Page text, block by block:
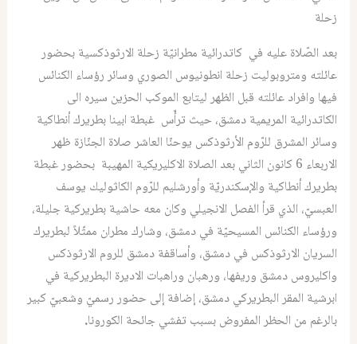
زحلة
بعد الصّلاة عليه في كاتدرائية مطرانيّة زحلة الارثوذكسية بحضور
عائلته ومتروبوليت زحلة انطونيوس الصوري وسائر رؤساء الكنائس
فيها وافراد عائلته قبل الظهر ليتابع الموكب الحزين سيره الى
الكاتدرائية المريمية دمشق، حيث ترأّس غبطة ابينا بطريرك أنطاكية
وسائر المشرق للرّوم الأرثوذكس يوحنّا العاشر صلاة الجنّازة ظهر
الاربعاء 6 كانون الثاني بعد الصلاة الاكليريكية المهيبة بحضور غبطة
بطريرك أنطاكية والإسكندريّة وأورشليم للرّوم الكاثوليك يوسف
العبسيّ، الذي قرأ الفصل الانجيلي وكان معه حاشية بطريركية جليلة،
ورؤساء الكنائس المسيحيّة في دمشق، وشارك مطران ممثّلاً لبطريرك
السريان الارثوذكس في دمشق، وأساقفة دمشق للروم الارثوذكس
واكليروس دمشق وريفها، ورهبان وراهبات الاديرة البطريركية في
ابرشية المقر البطريركي دمشق، إضافة إلى حضور رسميّ وشعبيّ كبير
بالرغم من الحظر المفروض بسبب تفشي جائحة الكورونا.